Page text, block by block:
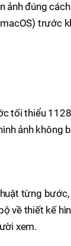
ảnh đúng cách
trước
tối thiểu
ảnh không
từng bước,
về thiết kế
xem.